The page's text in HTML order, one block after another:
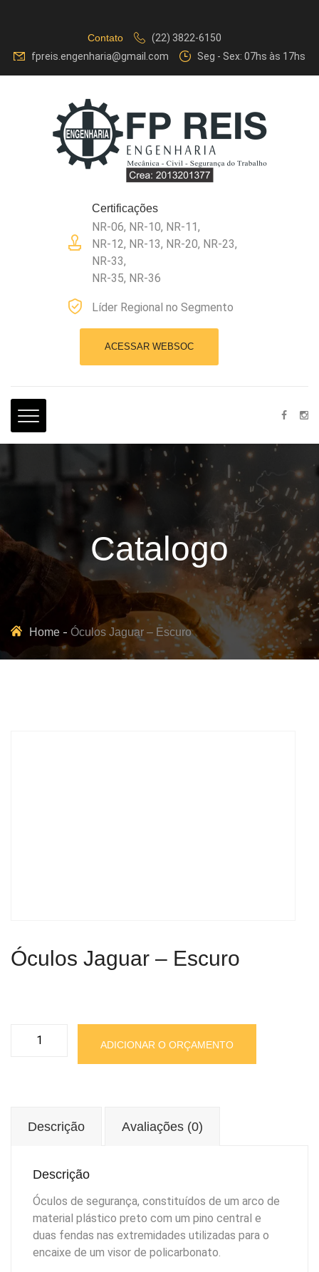
Contato
(22) 3822-6150
fpreis.engenharia@gmail.com
Seg - Sex: 07hs às 17hs
Certificações
NR-06, NR-10, NR-11,
NR-12, NR-13, NR-20, NR-23,
NR-33,
NR-35, NR-36
Líder Regional no Segmento
ACESSAR WEBSOC
Catalogo
Home Óculos Jaguar – Escuro
Óculos Jaguar – Escuro
Jaguar
ADICIONAR O ORÇAMENTO
Descrição Avaliações (0)
Descrição
Óculos de segurança, constituídos de um arco de
material plástico preto com um pino central e
duas fendas nas extremidades utilizadas para o
encaixe de um visor de policarbonato.